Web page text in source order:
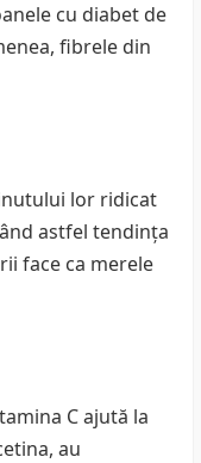
cu diabet de
fibrele din
lor ridicat
astfel tendința
face ca merele
C ajută la
au